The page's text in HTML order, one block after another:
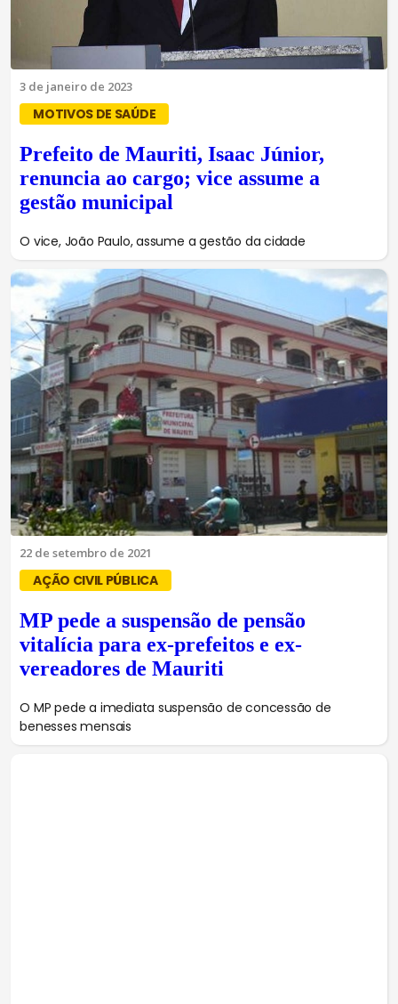
3 de janeiro de 2023
MOTIVOS DE SAÚDE
Prefeito de Mauriti, Isaac Júnior,
renuncia ao cargo; vice assume a
gestão municipal
O vice, João Paulo, assume a gestão da cidade
22 de setembro de 2021
AÇÃO CIVIL PÚBLICA
MP pede a suspensão de pensão
vitalícia para ex-prefeitos e ex-
vereadores de Mauriti
O MP pede a imediata suspensão de concessão de
benesses mensais